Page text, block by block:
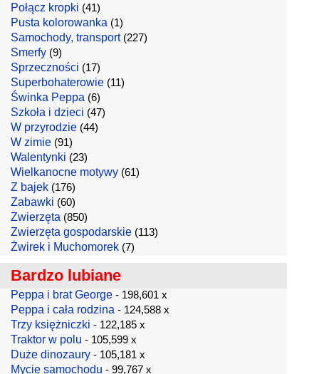
Połącz kropki (41)
Pusta kolorowanka (1)
Samochody, transport(227)
Smerfy (9)
Sprzeczności (17)
Superbohaterowie (11)
Świnka Peppa (6)
Szkoła i dzieci (47)
W przyrodzie (44)
W zimie (91)
Walentynki (23)
Wielkanocne motywy (61)
Z bajek (176)
Zabawki (60)
Zwierzęta (850)
Zwierzęta gospodarskie (113)
Żwirek i Muchomorek (7)
Bardzo lubiane
Peppa i brat George - 198,601 x
Peppa i cała rodzina - 124,588 x
Trzy księżniczki - 122,185 x
Traktor w polu - 105,599 x
Duże dinozaury - 105,181 x
Mycie samochodu - 99,767 x